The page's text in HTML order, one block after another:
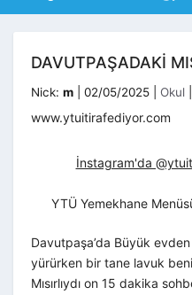
DAVUTPAŞADAKİ
Nick: m 02/05/2025 Okul
www.ytuitirafediyor.com
İnstagram'da
YTÜ Yemekhane
Davutpaşa’da Büyük
yürürken bir tane lavuk
Mısırlıydı on 15 dakika